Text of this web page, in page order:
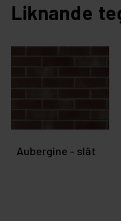
Liknande
Aubergine - slät